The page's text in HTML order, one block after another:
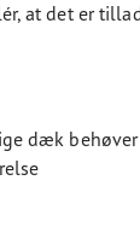
at det er
dæk